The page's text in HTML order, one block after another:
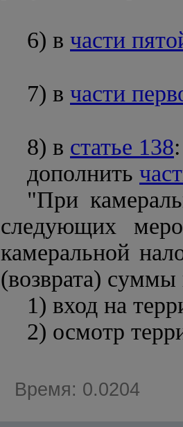
6) в части
7) в части
8) в статье 138:
дополнить
"При
следующих
камеральной
(возврата)
1) вход на
2) осмотр
Время: 0.0204